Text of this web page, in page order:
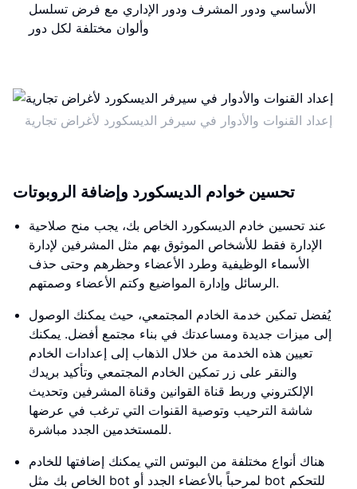
الأساسي ودور المشرف ودور الإداري مع فرض تسلسل
وألوان مختلفة لكل دور
إعداد القنوات والأدوار في سيرفر الديسكورد لأغراض تجارية
تحسين خوادم الديسكورد وإضافة الروبوتات
عند تحسين خادم الديسكورد الخاص بك، يجب منح صلاحية
الإدارة فقط للأشخاص الموثوق بهم مثل المشرفين لإدارة
الأسماء الوظيفية وطرد الأعضاء وحظرهم وحتى حذف
الرسائل وإدارة المواضيع وكتم الأعضاء وصمتهم.
يُفضل تمكين خدمة الخادم المجتمعي، حيث يمكنك الوصول
إلى ميزات جديدة ومساعدتك في بناء مجتمع أفضل. يمكنك
تعيين هذه الخدمة من خلال الذهاب إلى إعدادات الخادم
والنقر على زر تمكين الخادم المجتمعي وتأكيد بريدك
الإلكتروني وربط قناة القوانين وقناة المشرفين وتحديث
شاشة الترحيب وتوصية القنوات التي ترغب في عرضها
للمستخدمين الجدد مباشرة.
هناك أنواع مختلفة من البوتس التي يمكنك إضافتها للخادم
الخاص بك مثل bot لمرحباً بالأعضاء الجدد أو bot للتحكم